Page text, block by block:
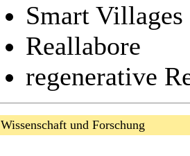
Smart Villages
Reallabore
regenerative
Wissenschaft und Forschung